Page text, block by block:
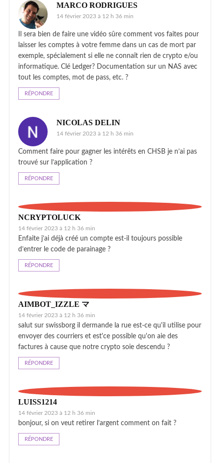
MARCO RODRIGUES
14 février 2023 à 12 h 36 min
Il sera bien de faire une vidéo sûre comment vos faites pour
laisser les comptes à votre femme dans un cas de mort par
exemple, spécialement si elle ne connaît rien de crypto e/ou
informatique. Clé Ledger? Documentation sur un NAS avec
tout les comptes, mot de pass, etc. ?
RÉPONDRE
NICOLAS DELIN
14 février 2023 à 12 h 36 min
Comment faire pour gagner les intérêts en CHSB je n’ai pas
trouvé sur l’application ?
RÉPONDRE
NCRYPTOLUCK
14 février 2023 à 12 h 36 min
Enfaite j’ai déjà créé un compte est-il toujours possible
d’entrer le code de parainage ?
RÉPONDRE
AIMBOT_IZZLE マ
14 février 2023 à 12 h 36 min
salut sur swissborg il dermande la rue est-ce qu'il utilise pour
envoyer des courriers et est'ce possible qu'on aie des
factures à cause que notre crypto soie descendu ?
RÉPONDRE
LUISS1214
14 février 2023 à 12 h 36 min
bonjour, si on veut retirer l’argent comment on fait ?
RÉPONDRE